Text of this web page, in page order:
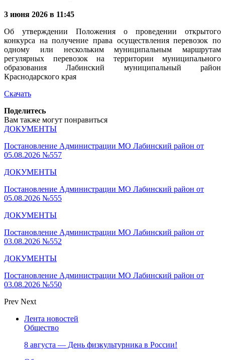
3 июня 2026 в 11:45
Об утверждении Положения о проведении открытого
конкурса на получение права осуществления перевозок по
одному или нескольким муниципальным маршрутам
регулярных перевозок на территории муниципального
образования Лабинский муниципальный район
Краснодарского края
Скачать
Поделитесь
Вам также могут понравиться
ДОКУМЕНТЫ
Постановление Администрации МО Лабинский район от
05.08.2026 №557
ДОКУМЕНТЫ
Постановление Администрации МО Лабинский район от
05.08.2026 №555
ДОКУМЕНТЫ
Постановление Администрации МО Лабинский район от
03.08.2026 №552
ДОКУМЕНТЫ
Постановление Администрации МО Лабинский район от
03.08.2026 №550
Prev Next
Лента новостей
Общество
8 августа — День физкультурника в России!